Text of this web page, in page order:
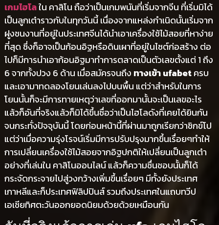
เกมไฮโลใน คาสิโน ถือว่าเป็นเกมพนันที่เริ่มจากจีน ที่เริ่มมิได้
เป็นลูกเต๋าราวกับในทุกวันนี้ เนื่องจากแหล่งกำเนิดนั้นเริ่มจาก
ฝูงชนงานที่อยู่ในประเทศจีนได้นำเอาเครื่องใช้ไม้สอยที่หาง่าย
ที่สุด ซึ่งก็อาจเป็นก้อนอิฐหรือดินเผาที่อยู่ในไซต์ก่อสร้าง ต่อ
ไปก็มีการนำเอาก้อนอิฐมาทำการตลาดเป็นตัวเลขตั้งแต่ 1 ถึง
6 จากทั้งปวง 6 ด้าน เมื่อสมัครจนถึง ทางเข้า ufabetครบ
และเอามาทดลองโยนเล่นลงไปบนพื้น แต่ว่าสำหรับในการ
โยนนั้นก็จะมีการทายเหตุว่าเลขที่ออกมานั้นจะเป็นเลขอะไร
แล้วก็อันที่จริงแล้วก็มิได้ขึ้นชื่อว่าเป็นไฮโลดังที่เคยได้ยินกัน
จนกระทั่งปัจจุบันนี้ โดยก่อนหน้านี้ที่ผ่านมาถูกเรียกว่าซิกข์โป
แต่ว่าเมื่อความรุ่งโรจน์เริ่มมีการปรับปรุงมากขึ้นเรื่อยๆทำให้
การเปลี่ยนเครื่องใช้ไม้สอยจากอิฐปกติให้เปลี่ยนเป็นลูกเต๋า
อย่างที่เล่นใน คาสิโนออนไลน์ แล้วก็ความชื่นชอบนั้นก็ได้
กระจัดกระจายไปสู่วงกว้างเพิ่มขึ้นเรื่อยๆ มีทั้งยังประเทศ
เกาหลีและก็ประเทศฟิลิปปินส์ รวมถึงประเทศในแถบทวีป
เอเชียทิศตะวันออกยอดนิยมด้วยด้วยเหมือนกัน